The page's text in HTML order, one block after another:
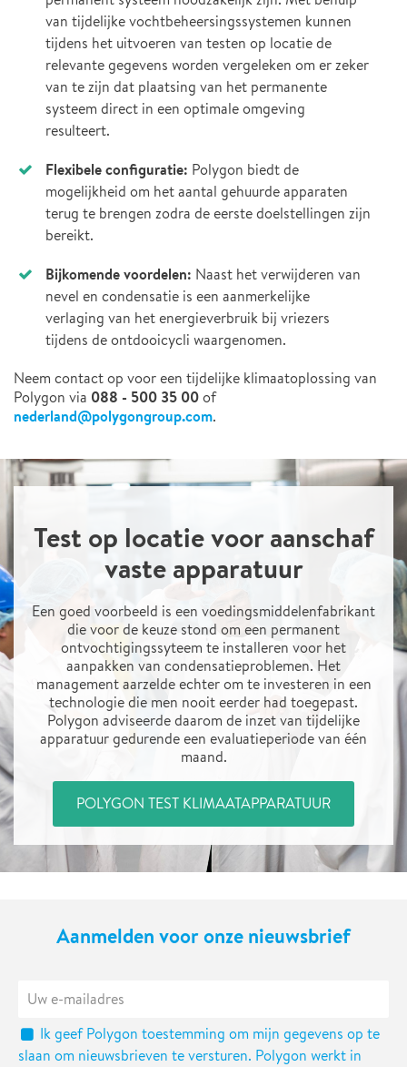
van tijdelijke vochtbeheersingssystemen kunnen
tijdens het uitvoeren van testen op locatie de
relevante gegevens worden vergeleken om er zeker
van te zijn dat plaatsing van het permanente
systeem direct in een optimale omgeving
resulteert.
Flexibele configuratie: Polygon biedt de
mogelijkheid om het aantal gehuurde apparaten
terug te brengen zodra de eerste doelstellingen zijn
bereikt.
Bijkomende voordelen: Naast het verwijderen van
nevel en condensatie is een aanmerkelijke
verlaging van het energieverbruik bij vriezers
tijdens de ontdooicycli waargenomen.
Neem contact op voor een tijdelijke klimaatoplossing van
Polygon via 088 - 500 35 00of
nederland@polygongroup.com.
Test op locatie voor aanschaf
vaste apparatuur
Een goed voorbeeld is een voedingsmiddelenfabrikant
die voor de keuze stond om een permanent
ontvochtigingssyteem te installeren voor het
aanpakken van condensatieproblemen. Het
management aarzelde echter om te investeren in een
technologie die men nooit eerder had toegepast.
Polygon adviseerde daarom de inzet van tijdelijke
apparatuur gedurende een evaluatieperiode van één
maand.
POLYGON TEST KLIMAATAPPARATUUR
Aanmelden voor onze nieuwsbrief
Ik geef Polygon toestemming om mijn gegevens op te
slaan om nieuwsbrieven te versturen. Polygon werkt in